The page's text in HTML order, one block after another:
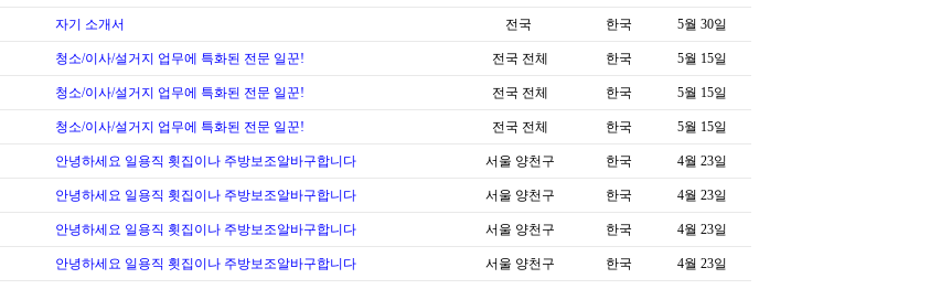
자기 소개서 전국 한국 5월 30일
청소/이사/설거지 업무에 특화된 전문 일꾼! 전국 전체 한국 5월 15일
청소/이사/설거지 업무에 특화된 전문 일꾼! 전국 전체 한국 5월 15일
청소/이사/설거지 업무에 특화된 전문 일꾼! 전국 전체 한국 5월 15일
안녕하세요 일용직 횟집이나 주방보조알바구합니다 서울 양천구 한국 4월 23일
안녕하세요 일용직 횟집이나 주방보조알바구합니다 서울 양천구 한국 4월 23일
안녕하세요 일용직 횟집이나 주방보조알바구합니다 서울 양천구 한국 4월 23일
안녕하세요 일용직 횟집이나 주방보조알바구합니다 서울 양천구 한국 4월 23일